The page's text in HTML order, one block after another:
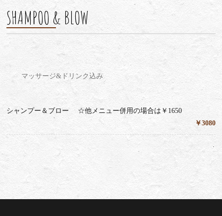
SHAMPOO & BLOW
マッサージ&ドリンク込み
シャンプー＆ブロー ☆他メニュー併用の場合は￥1650
￥3080